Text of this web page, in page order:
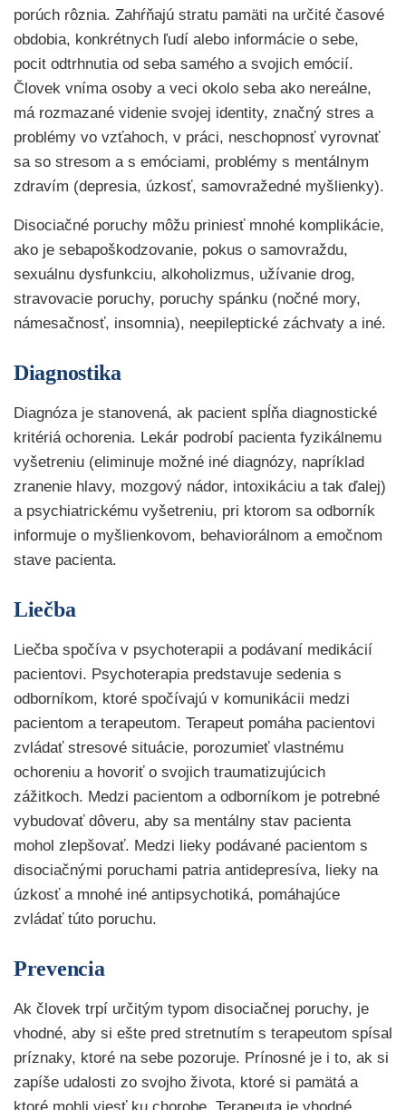
porúch rôznia. Zahŕňajú stratu pamäti na určité časové
obdobia, konkrétnych ľudí alebo informácie o sebe,
pocit odtrhnutia od seba samého a svojich emócií.
Človek vníma osoby a veci okolo seba ako nereálne,
má rozmazané videnie svojej identity, značný stres a
problémy vo vzťahoch, v práci, neschopnosť vyrovnať
sa so stresom a s emóciami, problémy s mentálnym
zdravím (depresia, úzkosť, samovražedné myšlienky).
Disociačné poruchy môžu priniesť mnohé komplikácie,
ako je sebapoškodzovanie, pokus o samovraždu,
sexuálnu dysfunkciu, alkoholizmus, užívanie drog,
stravovacie poruchy, poruchy spánku (nočné mory,
námesačnosť, insomnia), neepileptické záchvaty a iné.
Diagnostika
Diagnóza je stanovená, ak pacient spĺňa diagnostické
kritériá ochorenia. Lekár podrobí pacienta fyzikálnemu
vyšetreniu (eliminuje možné iné diagnózy, napríklad
zranenie hlavy, mozgový nádor, intoxikáciu a tak ďalej)
a psychiatrickému vyšetreniu, pri ktorom sa odborník
informuje o myšlienkovom, behaviorálnom a emočnom
stave pacienta.
Liečba
Liečba spočíva v psychoterapii a podávaní medikácií
pacientovi. Psychoterapia predstavuje sedenia s
odborníkom, ktoré spočívajú v komunikácii medzi
pacientom a terapeutom. Terapeut pomáha pacientovi
zvládať stresové situácie, porozumieť vlastnému
ochoreniu a hovoriť o svojich traumatizujúcich
zážitkoch. Medzi pacientom a odborníkom je potrebné
vybudovať dôveru, aby sa mentálny stav pacienta
mohol zlepšovať. Medzi lieky podávané pacientom s
disociačnými poruchami patria antidepresíva, lieky na
úzkosť a mnohé iné antipsychotiká, pomáhajúce
zvládať túto poruchu.
Prevencia
Ak človek trpí určitým typom disociačnej poruchy, je
vhodné, aby si ešte pred stretnutím s terapeutom spísal
príznaky, ktoré na sebe pozoruje. Prínosné je i to, ak si
zapíše udalosti zo svojho života, ktoré si pamätá a